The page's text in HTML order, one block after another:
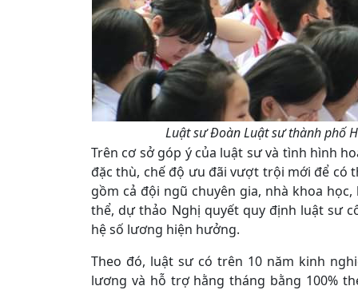
Luật sư Đoàn Luật sư thành phố
Trên cơ sở góp ý của luật sư và tình hình
đặc thù, chế độ ưu đãi vượt trội mới để có
gồm cả đội ngũ chuyên gia, nhà khoa
thể, dự thảo Nghị quyết quy định luật sư
hệ số lương hiện hưởng.
Theo đó, luật sư có trên 10 năm kinh
lương và hỗ trợ hằng tháng bằng 100%